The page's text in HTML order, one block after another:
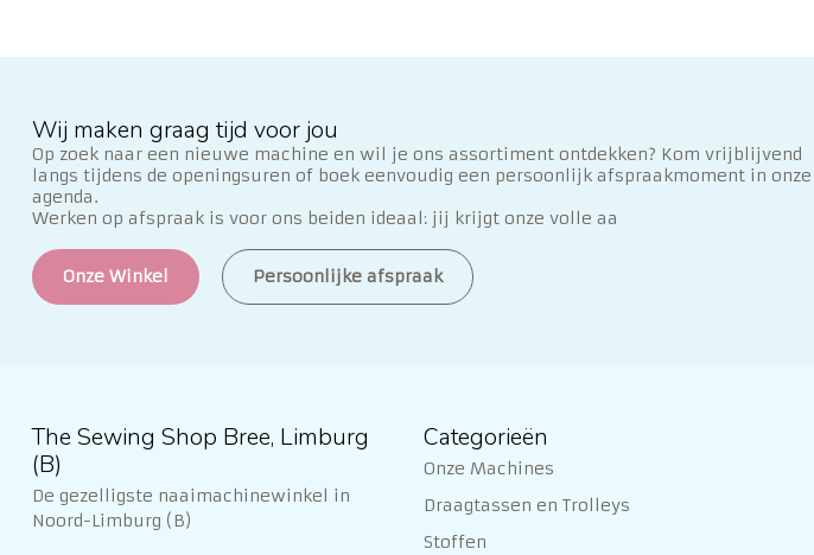
Wij maken graag tijd voor jou
Op zoek naar een nieuwe machine en wil je ons assortiment ontdekken? Kom vrijblijvend
langs tijdens de openingsuren of boek eenvoudig een persoonlijk afspraakmoment in onze
agenda.
Werken op afspraak is voor ons beiden ideaal: jij krijgt onze volle aa
Onze Winkel Persoonlijke afspraak
The Sewing Shop Bree, Limburg
(B)
De gezelligste naaimachinewinkel in
Noord-Limburg (B)
Categorieën
Onze Machines
Draagtassen en Trolleys
Stoffen